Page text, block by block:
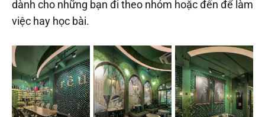
dành cho những bạn đi theo nhóm hoặc đến để làm
việc hay học bài.